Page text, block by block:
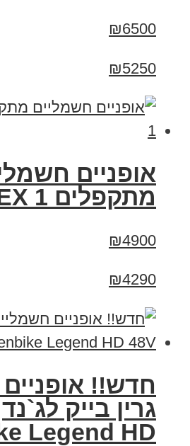
₪6500
₪5250
‏אופניים
‏מתקפלים Stark APEX 1
₪4900
₪4290
חדש!!
גרין בייק לג`נד
Legend HD